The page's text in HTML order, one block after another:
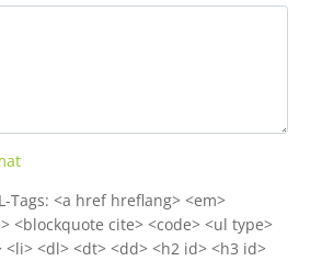
Tags: <a href hreflang> <em>
<blockquote cite> <code> <ul type>
<dl> <dt> <dd> <h2 id> <h3 id>